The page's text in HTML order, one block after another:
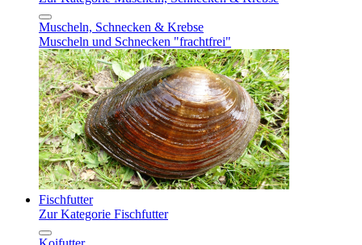
Muscheln, Schnecken & Krebse
Muscheln und Schnecken "frachtfrei"
Fischfutter
Zur Kategorie Fischfutter